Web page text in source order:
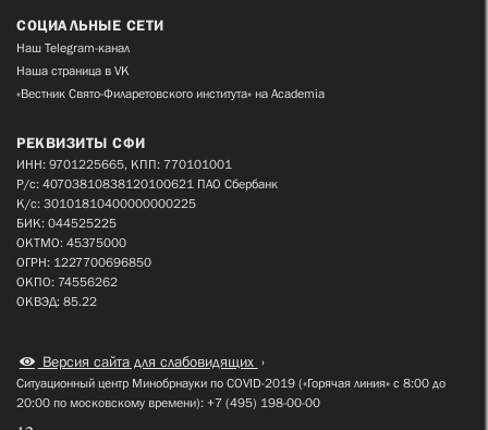
СОЦИАЛЬНЫЕ СЕТИ
Наш Telegram-канал
Наша страница в VK
«Вестник Свято-Филаретовского института» на Academia
РЕКВИЗИТЫ СФИ
ИНН: 9701225665, КПП: 770101001
Р/с: 40703810838120100621 ПАО Сбербанк
К/с: 30101810400000000225
БИК: 044525225
ОКТМО: 45375000
ОГРН: 1227700696850
ОКПО: 74556262
ОКВЭД: 85.22
Версия сайта для слабовидящих
Ситуационный центр Минобрнауки по COVID-2019 («Горячая линия» с 8:00 до
20:00 по московскому времени): +7 (495) 198-00-00